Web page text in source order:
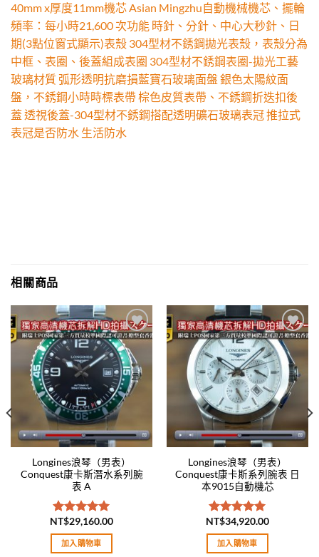
40mm x厚度11mm機芯 Asian Mingzhu自動機械機芯、擺輪
頻率：每小時21,600 次功能 時針、分針、中心大秒針、日
期(3點位窗式顯示)表殼 304型材不銹鋼拋光表殼，表殼分為
中框、表圈、後蓋組成表圈 304型材不銹鋼表圈-拋光工藝
玻璃材質 弧形透明抗磨損藍寶石玻璃面盤 銀色太陽紋面
盤，不銹鋼小時時標表帶 棕色皮質表帶、不銹鋼折迭扣後
蓋 透視後蓋-304型材不銹鋼搭配透明礦石玻璃表冠 推拉式
表冠是否防水 生活防水
相關商品
Add to
wishlist
Longines浪琴（男表）
Conquest康卡斯潛水系列腕
表 A
評分5.00
滿分 5
NT$29,160.00
加入購物車
Add to
wishlist
Longines浪琴（男表）
Conquest康卡斯系列腕表 日
本9015自動機芯
評分5.00
滿分 5
NT$34,920.00
加入購物車